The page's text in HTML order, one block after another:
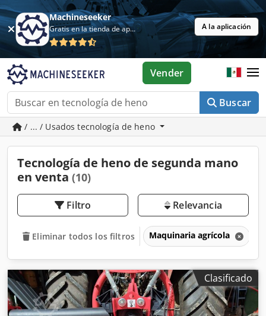
Machineseeker
Gratis en la tienda de aplicaciones A la aplicación
Buscar
Vender
/ ... / Usados tecnología de heno
Tecnología de heno de segunda mano
en venta (10)
Filtro Relevancia
Eliminar todos los filtros Maquinaria agrícola
Clasificado